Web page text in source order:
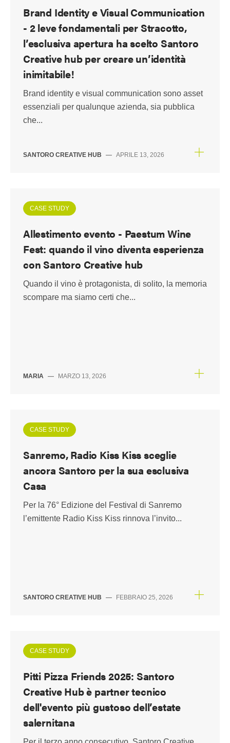
Brand Identity e Visual Communication
- 2 leve fondamentali per Stracotto,
l’esclusiva apertura ha scelto Santoro
Creative hub per creare un’identità
inimitabile!
Brand identity e visual communication sono asset
essenziali per qualunque azienda, sia pubblica
che...
SANTORO CREATIVE HUB — APRILE 13, 2026
CASE STUDY
Allestimento evento - Paestum Wine
Fest: quando il vino diventa esperienza
con Santoro Creative hub
Quando il vino è protagonista, di solito, la memoria
scompare ma siamo certi che...
MARIA — MARZO 13, 2026
CASE STUDY
Sanremo, Radio Kiss Kiss sceglie
ancora Santoro per la sua esclusiva
Casa
Per la 76° Edizione del Festival di Sanremo
l’emittente Radio Kiss Kiss rinnova l’invito...
SANTORO CREATIVE HUB — FEBBRAIO 25, 2026
CASE STUDY
Pitti Pizza Friends 2025: Santoro
Creative Hub è partner tecnico
dell'evento più gustoso dell’estate
salernitana